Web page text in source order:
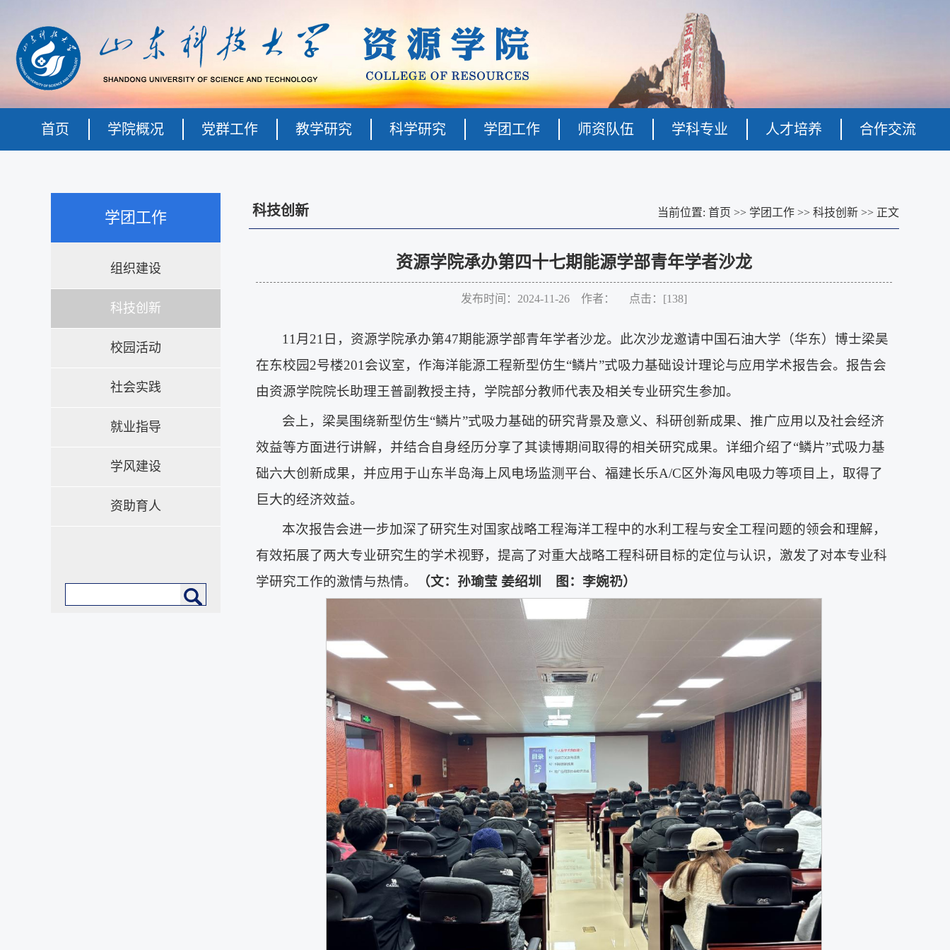
首页 学院概况 党群工作 教学研究 科学研究 学团工作 师资队伍 学科专业 人才培养 合作交流
学团工作
组织建设
科技创新
校园活动
社会实践
就业指导
学风建设
资助育人
科技创新 当前位置: 首页 >> 学团工作 >> 科技创新 >> 正文
资源学院承办第四十七期能源学部青年学者沙龙
发布时间：2024-11-26 作者： 点击：[138]
11月21日，资源学院承办第47期能源学部青年学者沙龙。此次沙龙邀请中国石油大学（华东）博士梁昊
在东校园2号楼201会议室，作海洋能源工程新型仿生“鳞片”式吸力基础设计理论与应用学术报告会。报告会
由资源学院院长助理王普副教授主持，学院部分教师代表及相关专业研究生参加。
会上，梁昊围绕新型仿生“鳞片”式吸力基础的研究背景及意义、科研创新成果、推广应用以及社会经济
效益等方面进行讲解，并结合自身经历分享了其读博期间取得的相关研究成果。详细介绍了“鳞片”式吸力基
础六大创新成果，并应用于山东半岛海上风电场监测平台、福建长乐A/C区外海风电吸力等项目上，取得了
巨大的经济效益。
本次报告会进一步加深了研究生对国家战略工程海洋工程中的水利工程与安全工程问题的领会和理解，
有效拓展了两大专业研究生的学术视野，提高了对重大战略工程科研目标的定位与认识，激发了对本专业科
学研究工作的激情与热情。
（文：孙瑜莹 姜绍圳 图：李婉礽）